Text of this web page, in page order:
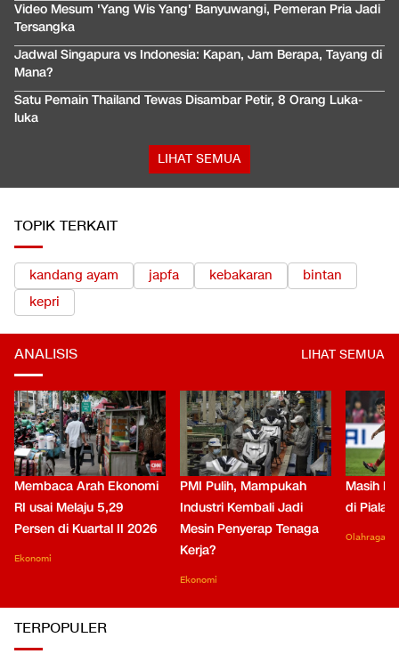
Video Mesum 'Yang Wis Yang' Banyuwangi, Pemeran Pria Jadi
Tersangka
Jadwal Singapura vs Indonesia: Kapan, Jam Berapa, Tayang di
Mana?
Satu Pemain Thailand Tewas Disambar Petir, 8 Orang Luka-
luka
LIHAT SEMUA
TOPIK TERKAIT
kandang ayam japfa kebakaran
bintan
kepri
ANALISIS LIHAT SEMUA
Membaca Arah Ekonomi
RI usai Melaju 5,29
Persen di Kuartal II 2026
Ekonomi
PMI Pulih, Mampukah
Industri Kembali Jadi
Mesin Penyerap Tenaga
Kerja?
Ekonomi
Masih
di Piala
Olahraga
TERPOPULER